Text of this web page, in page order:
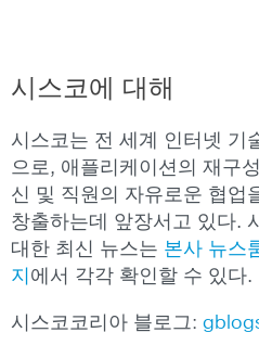
시스코에 대해
시스코는 전 세계 인터넷 기
으로, 애플리케이션의 재구
신 및 직원의 자유로운 협업
창출하는데 앞장서고 있다.
대한 최신 뉴스는 본사 뉴스
지 에서 각각 확인할 수 있다.
시스코코리아 블로그: